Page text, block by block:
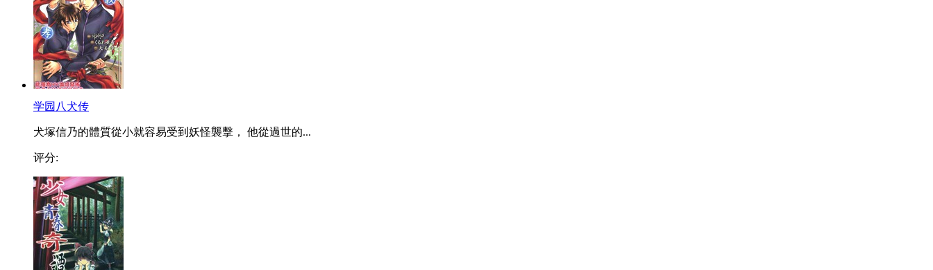
学园八犬传
犬塚信乃的體質從小就容易受到妖怪襲擊， 他從過世的...
评分: